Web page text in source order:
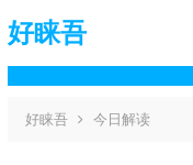
好睐吾
好睐吾 今日解读